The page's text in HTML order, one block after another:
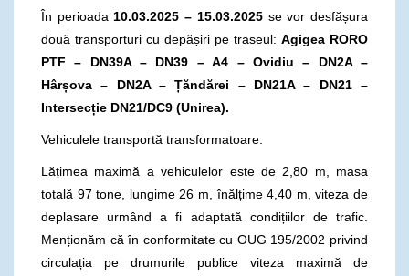
În perioada 10.03.2025 – 15.03.2025se vor desfășura
două transporturi cu depășiri pe traseul: Agigea RORO
PTF – DN39A – DN39 – A4 – Ovidiu – DN2A –
Hârșova – DN2A – Țăndărei – DN21A – DN21 –
Intersecție DN21/DC9 (Unirea).
Vehiculele transportă transformatoare.
Lățimea maximă a vehiculelor este de 2,80 m, masa
totală 97 tone, lungime 26 m, înălțime 4,40 m, viteza de
deplasare urmând a fi adaptată condițiilor de trafic.
Menționăm că în conformitate cu OUG 195/2002 privind
circulația pe drumurile publice viteza maximă de